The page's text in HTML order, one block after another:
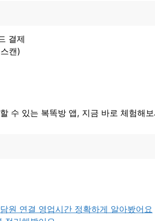
결제
캔)
수 있는 복똑방 앱, 지금 바로 체험해
원 연결 영업시간 정확하게 알아봤어요